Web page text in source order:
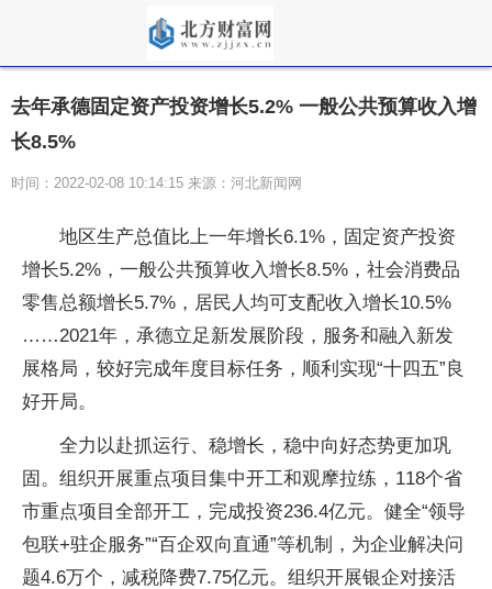
去年承德固定资产投资增长5.2% 一般公共预算收入增
长8.5%
时间：2022-02-08 10:14:15 来源：河北新闻网
地区生产总值比上一年增长6.1%，固定资产投资
增长5.2%，一般公共预算收入增长8.5%，社会消费品
零售总额增长5.7%，居民人均可支配收入增长10.5%
……2021年，承德立足新发展阶段，服务和融入新发
展格局，较好完成年度目标任务，顺利实现“十四五”良
好开局。
全力以赴抓运行、稳增长，稳中向好态势更加巩
固。组织开展重点项目集中开工和观摩拉练，118个省
市重点项目全部开工，完成投资236.4亿元。健全“领导
包联+驻企服务”“百企双向直通”等机制，为企业解决问
题4.6万个，减税降费7.75亿元。组织开展银企对接活